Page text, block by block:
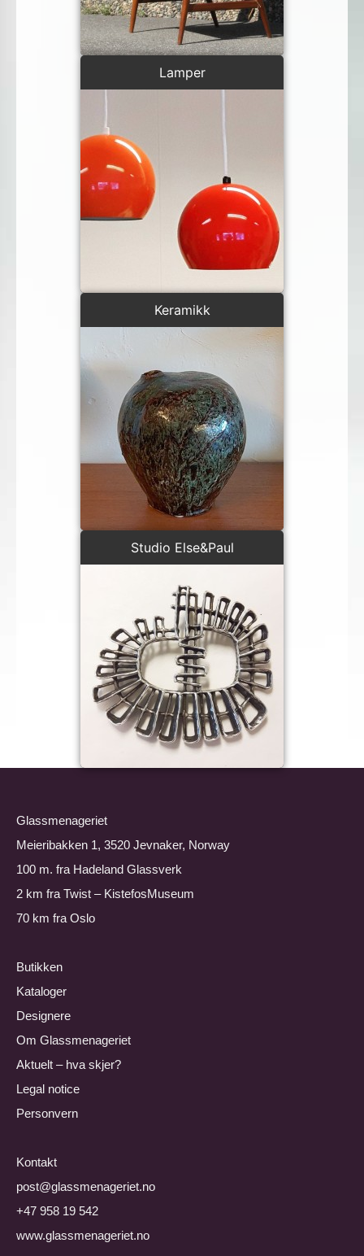
Lamper
Keramikk
Studio Else&Paul
Glassmenageriet
Meieribakken 1, 3520 Jevnaker, Norway
100 m. fra Hadeland Glassverk
2 km fra Twist – KistefosMuseum
70 km fra Oslo
Butikken
Kataloger
Designere
Om Glassmenageriet
Aktuelt – hva skjer?
Legal notice
Personvern
Kontakt
post@glassmenageriet.no
+47 958 19 542
www.glassmenageriet.no